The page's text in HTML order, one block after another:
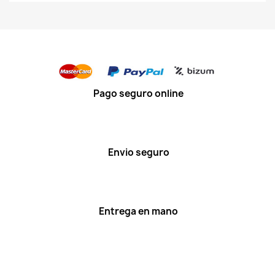
Pago seguro online
Envio seguro
Entrega en mano